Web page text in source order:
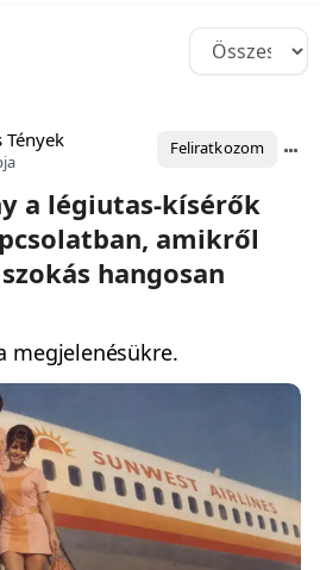
Tények Feliratkozom
a légiutas-kísérők
amikről
hangosan
megjelenésükre.